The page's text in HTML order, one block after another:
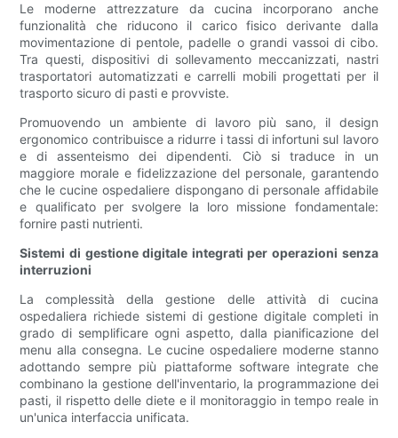
Le moderne attrezzature da cucina incorporano anche
funzionalità che riducono il carico fisico derivante dalla
movimentazione di pentole, padelle o grandi vassoi di cibo.
Tra questi, dispositivi di sollevamento meccanizzati, nastri
trasportatori automatizzati e carrelli mobili progettati per il
trasporto sicuro di pasti e provviste.
Promuovendo un ambiente di lavoro più sano, il design
ergonomico contribuisce a ridurre i tassi di infortuni sul lavoro
e di assenteismo dei dipendenti. Ciò si traduce in un
maggiore morale e fidelizzazione del personale, garantendo
che le cucine ospedaliere dispongano di personale affidabile
e qualificato per svolgere la loro missione fondamentale:
fornire pasti nutrienti.
Sistemi di gestione digitale integrati per operazioni senza
interruzioni
La complessità della gestione delle attività di cucina
ospedaliera richiede sistemi di gestione digitale completi in
grado di semplificare ogni aspetto, dalla pianificazione del
menu alla consegna. Le cucine ospedaliere moderne stanno
adottando sempre più piattaforme software integrate che
combinano la gestione dell'inventario, la programmazione dei
pasti, il rispetto delle diete e il monitoraggio in tempo reale in
un'unica interfaccia unificata.